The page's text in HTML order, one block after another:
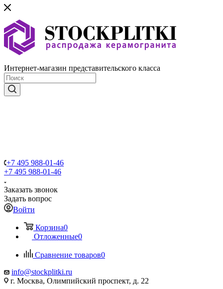
Интернет-магазин представительского класса
+7 495 988-01-46
+7 495 988-01-46
Заказать звонок
Задать вопрос
Войти
Корзина0
Отложенные0
Сравнение товаров0
info@stockplitki.ru
г. Москва, Олимпийский проспект, д. 22